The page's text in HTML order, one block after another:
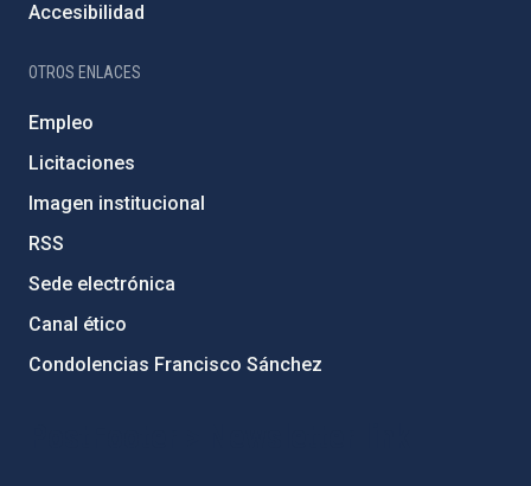
Accesibilidad
OTROS ENLACES
Empleo
Licitaciones
Imagen institucional
RSS
Sede electrónica
Canal ético
Condolencias Francisco Sánchez